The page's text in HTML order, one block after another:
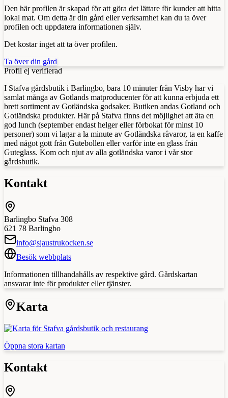
Den här profilen är skapad för att göra det lättare för kunder att hitta
lokal mat. Om detta är din gård eller verksamhet kan du ta över
profilen och uppdatera informationen själv.
Det kostar inget att ta över profilen.
Ta över din gård
Profil ej verifierad
I Stafva gårdsbutik i Barlingbo, bara 10 minuter från Visby har vi
samlat många av Gotlands matproducenter för att kunna erbjuda ett
brett sortiment av Gotländska godsaker. Butiken andas Gotland och
Gotländska produkter. Här på Stafva finns det möjlighet att äta en
god lunch (september endast helger eller förbokat för minst 10
personer) som vi lagar a la minute av Gotländska råvaror, ta en kaffe
med något gott från Gutebollen eller varför inte en glass från
Guteglass. Kom och njut av alla gotländska varor i vår stor
gårdsbutik.
Kontakt
Barlingbo Stafva 308
621 78 Barlingbo
info@sjaustrukocken.se
Besök webbplats
Informationen tillhandahålls av respektive gård. Gårdskartan
ansvarar inte för produkter eller tjänster.
Karta
Öppna stora kartan
Kontakt